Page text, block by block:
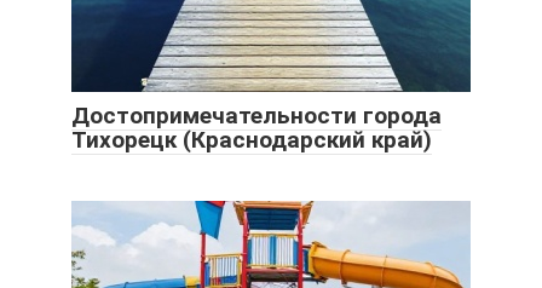
Достопримечательности города
Тихорецк (Краснодарский край)